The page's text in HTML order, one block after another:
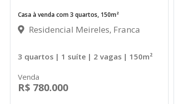
Casa à venda com 3 quartos, 150m²
Residencial Meireles, Franca
3 quartos | 1 suíte | 2 vagas | 150m²
Venda
R$ 780.000